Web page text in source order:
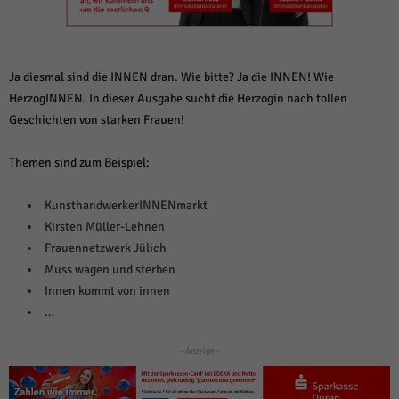
Ja diesmal sind die INNEN dran. Wie bitte? Ja die INNEN! Wie
HerzogINNEN. In dieser Ausgabe sucht die Herzogin nach tollen
Geschichten von starken Frauen!
Themen sind zum Beispiel:
KunsthandwerkerINNENmarkt
Kirsten Müller-Lehnen
Frauennetzwerk Jülich
Muss wagen und sterben
Innen kommt von innen
…
- Anzeige -
Zurück
Datenschutzeinstellungen
Essenziell (1)
Essenzielle Cookies ermöglichen grundlegende Funktionen und sind für die
einwandfreie Funktion der Website erforderlich.
Statistiken (1)
Statistik Cookies erfassen Informationen anonym. Diese Informationen helfen
uns zu verstehen, wie unsere Besucher unsere Website nutzen.
Marketing-Cookies werden von Drittanbietern oder Publishern verwendet,
um personalisierte Werbung anzuzeigen. Sie tun dies, indem sie Besucher